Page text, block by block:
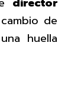
de
huella